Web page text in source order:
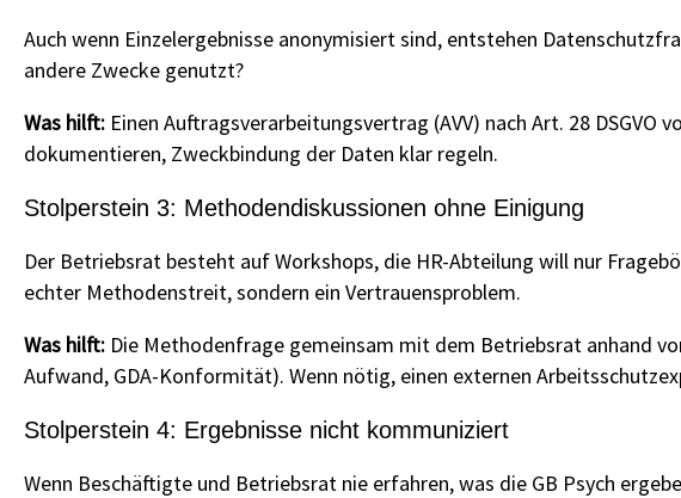
Auch wenn Einzelergebnisse anonymisiert sind, entstehen
andere Zwecke genutzt?
Was hilft: Einen Auftragsverarbeitungsvertrag (AVV) nach Art. 28
dokumentieren, Zweckbindung der Daten klar regeln.
Stolperstein 3: Methodendiskussionen ohne Einigung
Der Betriebsrat besteht auf Workshops, die HR-Abteilung will nur
echter Methodenstreit, sondern ein Vertrauensproblem.
Was hilft: Die Methodenfrage gemeinsam mit dem Betriebsrat anhand
Aufwand, GDA-Konformität). Wenn nötig, einen externen
Stolperstein 4: Ergebnisse nicht kommuniziert
Wenn Beschäftigte und Betriebsrat nie erfahren, was die GB Psych